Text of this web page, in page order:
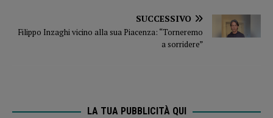
SUCCESSIVO
Filippo Inzaghi vicino alla sua Piacenza: “Torneremo
a sorridere”
LA TUA PUBBLICITÀ QUI